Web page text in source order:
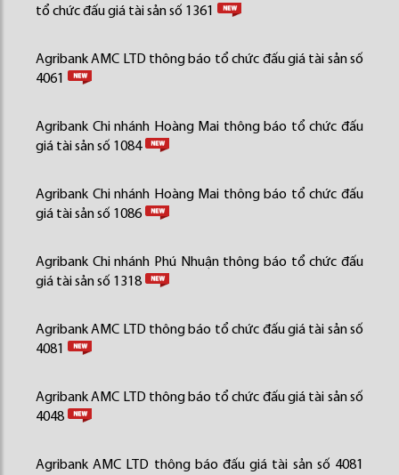
tổ chức đấu giá tài sản số 1361
Agribank AMC LTD thông báo tổ chức đấu giá tài sản số
4061
Agribank Chi nhánh Hoàng Mai thông báo tổ chức đấu
giá tài sản số 1084
Agribank Chi nhánh Hoàng Mai thông báo tổ chức đấu
giá tài sản số 1086
Agribank Chi nhánh Phú Nhuận thông báo tổ chức đấu
giá tài sản số 1318
Agribank AMC LTD thông báo tổ chức đấu giá tài sản số
4081
Agribank AMC LTD thông báo tổ chức đấu giá tài sản số
4048
Agribank AMC LTD thông báo đấu giá tài sản số 4081